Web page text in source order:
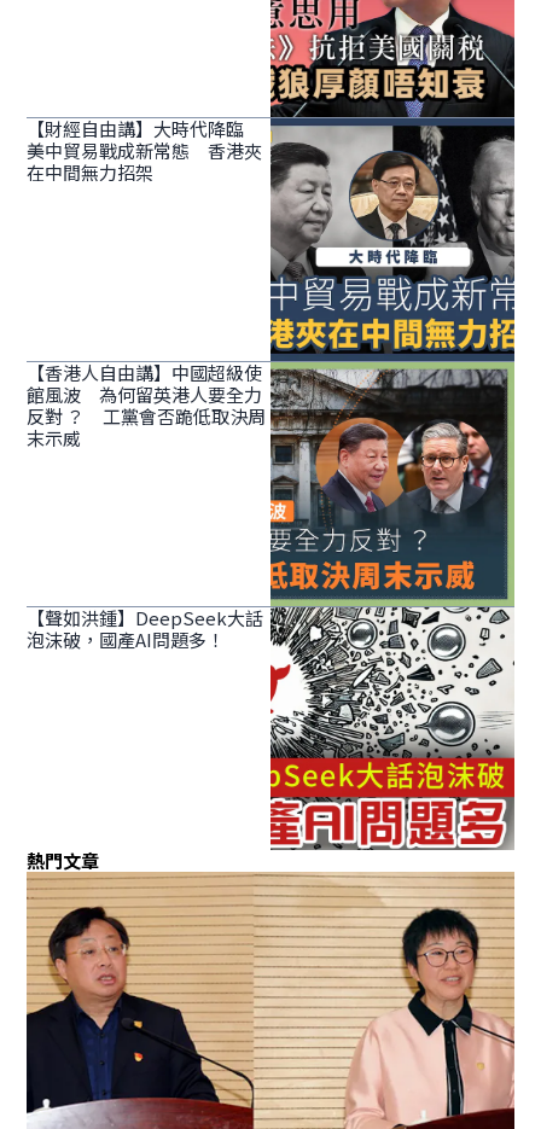
【財經自由講】大時代降臨
美中貿易戰成新常態 香港夾
在中間無力招架
【香港人自由講】中國超級使
館風波 為何留英港人要全力
反對 ？ 工黨會否跪低取決周
末示威
【聲如洪鍾】DeepSeek大話
泡沫破，國產AI問題多！
熱門文章